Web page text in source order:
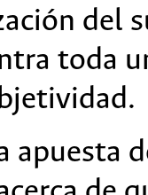
del
toda
apuesta